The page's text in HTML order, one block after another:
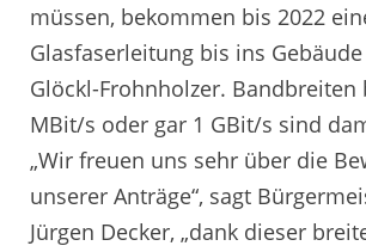
müssen, bekommen bis 2022
Glasfaserleitung bis ins
Glöckl-Frohnholzer. Bandbreiten
MBit/s oder gar 1 GBit/s sind
„Wir freuen uns sehr über die
unserer Anträge“, sagt
Jürgen Decker, „dank dieser